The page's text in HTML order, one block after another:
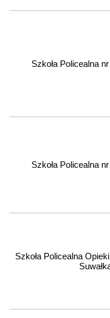
Szkoła Policealna
Szkoła Policealna
Szkoła Policealna